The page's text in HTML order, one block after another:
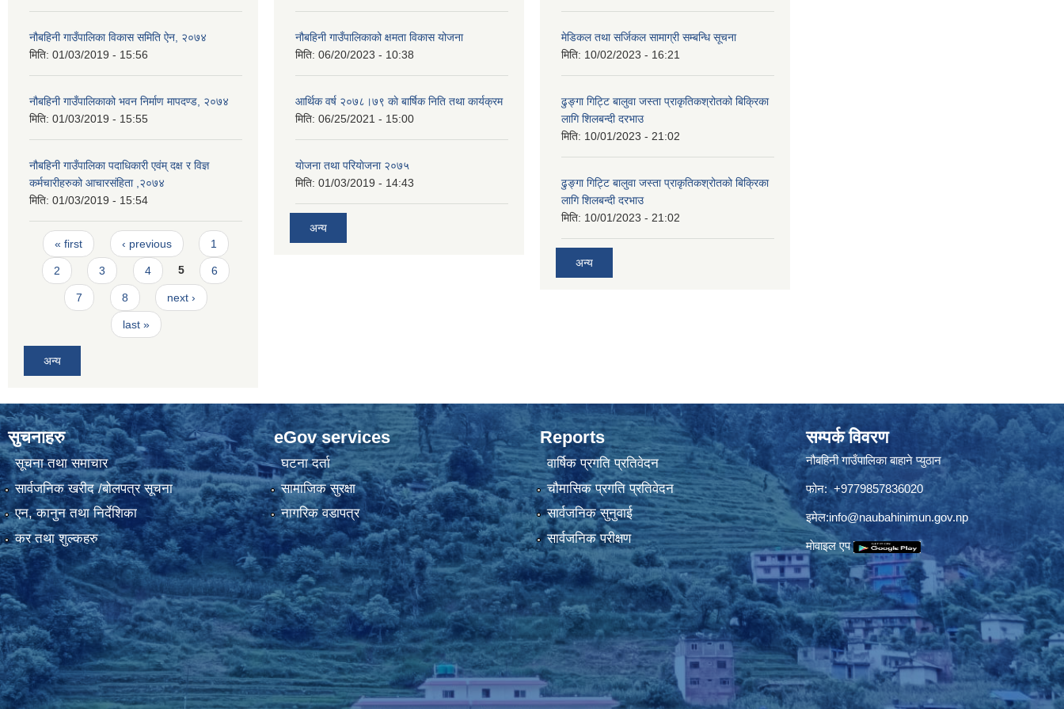
नौबहिनी गाउँपालिका विकास समिति ऐन, २०७४
मिति: 01/03/2019 - 15:56
नौबहिनी गाउँपालिकाको भवन निर्माण मापदण्ड, २०७४
मिति: 01/03/2019 - 15:55
नौबहिनी गाउँपालिका पदाधिकारी एवंम् दक्ष र विज्ञ
कर्मचारीहरुको आचारसंहिता ,२०७४
मिति: 01/03/2019 - 15:54
Pages
« first ‹ previous 1
2 3 4 5 6
7 8 next ›
last »
अन्य
नौबहिनी गाउँपालिकाको क्षमता विकास योजना
मिति: 06/20/2023 - 10:38
आर्थिक वर्ष २०७८।७९ काे बार्षिक निति तथा कार्यक्रम
मिति: 06/25/2021 - 15:00
याेजना तथा परियाेजना २०७५
मिति: 01/03/2019 - 14:43
अन्य
मेडिकल तथा सर्जिकल सामाग्री सम्बन्धि सूचना
मिति: 10/02/2023 - 16:21
ढुङ्गा गिट्टि बालुवा जस्ता प्राकृतिकश्रोतको बिक्रिका
लागि शिलबन्दी दरभाउ
मिति: 10/01/2023 - 21:02
ढुङ्गा गिट्टि बालुवा जस्ता प्राकृतिकश्रोतको बिक्रिका
लागि शिलबन्दी दरभाउ
मिति: 10/01/2023 - 21:02
अन्य
सुचनाहरु
सूचना तथा समाचार
सार्वजनिक खरीद /बोलपत्र सूचना
एन, कानुन तथा निर्देशिका
कर तथा शुल्कहरु
eGov services
घटना दर्ता
सामाजिक सुरक्षा
नागरिक वडापत्र
Reports
वार्षिक प्रगति प्रतिवेदन
चौमासिक प्रगति प्रतिवेदन
सार्वजनिक सुनुवाई
सार्वजनिक परीक्षण
सम्पर्क विवरण
नौबहिनी गाउँपालिका बाहाने प्युठान
फोन: +9779857836020
इमेल:info@naubahinimun.gov.np
माेवाइल एप